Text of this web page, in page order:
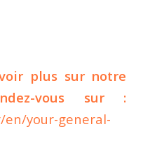
plus sur notre
vous sur :
your-general-